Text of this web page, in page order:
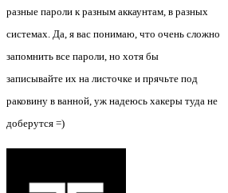
разные пароли к разным аккаунтам, в разных
системах. Да, я вас понимаю, что очень сложно
запомнить все пароли, но хотя бы
записывайте их на листочке и прячьте под
раковину в ванной, уж надеюсь хакеры туда не
доберутся =)